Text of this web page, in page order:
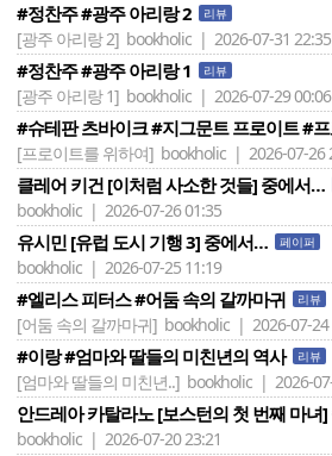
#정찬주 #광주 아리랑 2 리뷰
[광주 아리랑 2] bookholic | 2026-07-31 22:35
#정찬주 #광주 아리랑 1 리뷰
[광주 아리랑 1] bookholic | 2026-07-29 00:06
#슈테판 츠바이크 #지그문트 프로이트 #
[프로이트를 위하여] bookholic | 2026-07-26
클레어 키건 [이처럼 사소한 것들] 중에서…
bookholic | 2026-07-26 01:35
유시민 [유럽 도시 기행 3] 중에서… 페이퍼
bookholic | 2026-07-25 11:19
#엘리스 피터스 #어둠 속의 갈까마귀 리뷰
[어둠 속의 갈까마귀] bookholic | 2026-07-24
#이랑 #엄마와 딸들의 미친년의 역사 리뷰
[엄마와 딸들의 미친년..] bookholic | 2026-
안드레아 카탈라노 [보스턴의 첫 번째 마
bookholic | 2026-07-20 23:21